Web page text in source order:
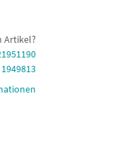
Artikel?